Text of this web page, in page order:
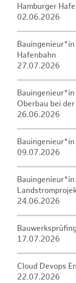
Hamburger
02.06.2026
Hafenbahn
27.07.2026
Oberbau bei
26.06.2026
09.07.2026
24.06.2026
17.07.2026
Cloud Devops
22.07.2026